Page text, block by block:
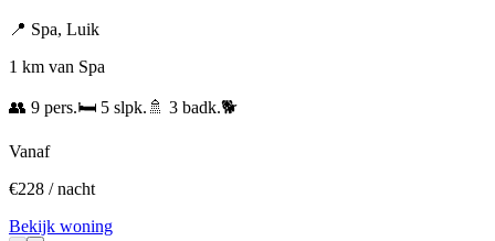
📍 Spa, Luik
1 km van Spa
👥 9 pers.🛏️ 5 slpk. 🚿 3 badk.🐕
Vanaf
€228 / nacht
Bekijk woning